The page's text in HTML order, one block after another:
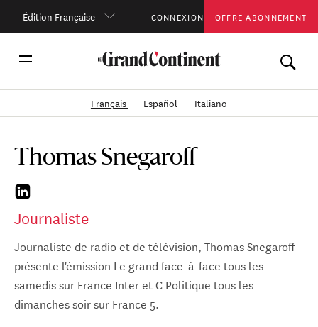
Édition Française CONNEXION OFFRE ABONNEMENT
Français Español Italiano
Thomas Snegaroff
Journaliste
Journaliste de radio et de télévision, Thomas Snegaroff
présente l'émission Le grand face-à-face tous les
samedis sur France Inter et C Politique tous les
dimanches soir sur France 5.